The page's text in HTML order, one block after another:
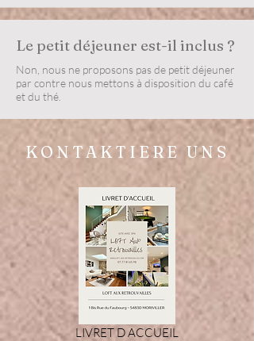
Le petit déjeuner est-il inclus ?
Non, nous ne proposons pas de petit déjeuner
par contre nous mettons à disposition du café
et du thé.
KONTAKTIERE UNS
LIVRET D ACCUEIL